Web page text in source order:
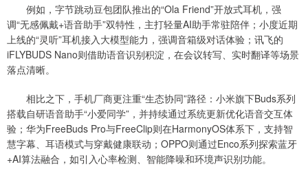
例如，字节跳动豆包团队推出的“Ola Friend”开放式耳机，强
调“无感佩戴+语音助手”双特性，主打轻量AI助手常驻陪伴；小度近期
上线的“灵听”耳机接入大模型能力，强调音箱级对话体验；讯飞的
iFLYBUDS Nano则借助语音识别积淀，在会议转写、实时翻译等场景
落点清晰。
相比之下，手机厂商更注重“生态协同”路径：小米旗下Buds系列
搭载自研语音助手“小爱同学”，并持续通过系统更新优化语音交互体
验；华为FreeBuds Pro与FreeClip则在HarmonyOS体系下，支持智
慧字幕、耳语模式与穿戴健康联动；OPPO则通过Enco系列探索蓝牙
+AI算法融合，如引入心率检测、智能降噪和环境声识别功能。